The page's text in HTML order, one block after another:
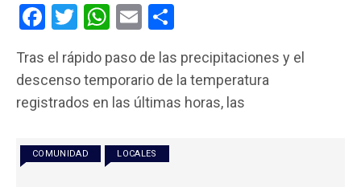
F
ce
b
o
k
T
tt
er
W
at
s
p
p
E
ail m
p
Tras el rápido paso de las precipitaciones y el
descenso temporario de la temperatura
registrados en las últimas horas, las
COMUNIDAD LOCALES